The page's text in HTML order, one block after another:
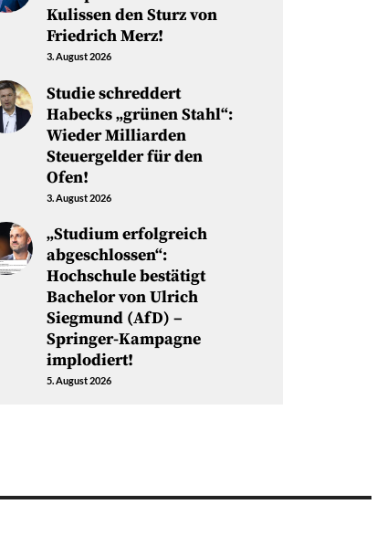
Kulissen den Sturz von
Friedrich Merz!
3. August 2026
Studie schreddert
Habecks „grünen Stahl“:
Wieder Milliarden
Steuergelder für den
Ofen!
3. August 2026
„Studium erfolgreich
abgeschlossen“:
Hochschule bestätigt
Bachelor von Ulrich
Siegmund (AfD) –
Springer-Kampagne
implodiert!
5. August 2026